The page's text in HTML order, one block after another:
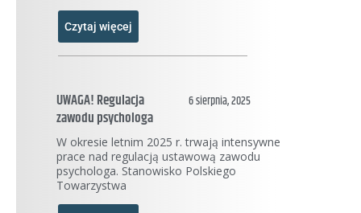
Czytaj więcej
UWAGA! Regulacja
zawodu psychologa
6 sierpnia, 2025
W okresie letnim 2025 r. trwają intensywne
prace nad regulacją ustawową zawodu
psychologa. Stanowisko Polskiego
Towarzystwa